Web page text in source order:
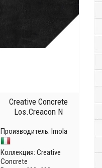
Creative Concrete
Los.Creacon N
Производитель: Imola
Коллекция: Creative
Concrete